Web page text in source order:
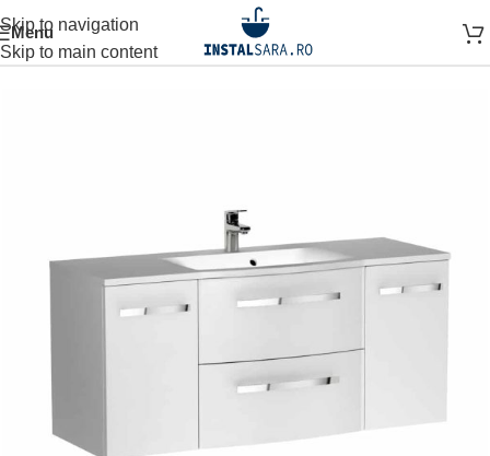
Skip to navigation
Skip to main content
Menu
Prima pagină MOBILIER BAIE